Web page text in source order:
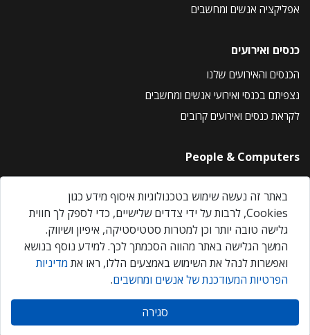
אפליקציה אנשים ומחשבים
כנסים ואירועים
הכנסים והאירועים שלנו
נצפיתם בכנסי ואירועי אנשים ומחשבים
לקראת כנסים ואירועים קרובים
People & Computers
About Us
Privacy Policy
Contact Us
Our Events
אנשים ומחשבים © 2026 – כל הזכויות שמורות
באתר זה נעשה שימוש בטכנולוגיות איסוף מידע כגון
Cookies, לרבות על ידי צדדים שלישיים, כדי לספק לך חווית
גלישה טובה יותר וכן למטרות סטטיסטיקה, איפיון ושיווק.
המשך הגלישה באתר מהווה הסכמתך לכך. למידע נוסף בנושא
ואפשרות לנהל את השימוש באמצעים הללו, ראו את מדיניות
הפרטיות המעודכנת של אנשים ומחשבים.
סגירה